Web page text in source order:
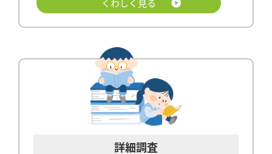
詳細調査